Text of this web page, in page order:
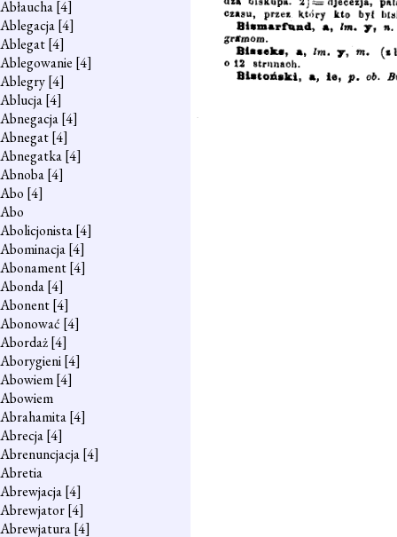
Abłaucha[4]
Ablegacja[4]
Ablegat[4]
Ablegowanie [4]
Ablegry[4]
Ablucja[4]
Abnegacja[4]
Abnegat[4]
Abnegatka[4]
Abnoba[4]
Abo [4]
Abo
Abolicjonista[4]
Abominacja[4]
Abonament[4]
Abonda[4]
Abonent[4]
Abonować [4]
Abordaż[4]
Aborygieni[4]
Abowiem[4]
Abowiem
Abrahamita[4]
Abrecja[4]
Abrenuncjacja[4]
Abretia
Abrewjacja[4]
Abrewjator[4]
Abrewjatura[4]